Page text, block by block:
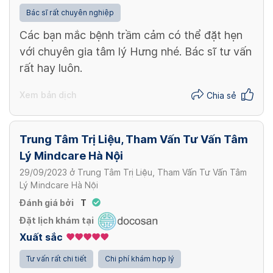
Bác sĩ rất chuyên nghiệp
Các bạn mắc bệnh trầm cảm có thể đặt hẹn
với chuyên gia tâm lý Hưng nhé. Bác sĩ tư vấn
rất hay luôn.
Xem bản dịch Chia sẻ
Trung Tâm Trị Liệu, Tham Vấn Tư Vấn Tâm
Lý Mindcare Hà Nội
29/09/2023 ở Trung Tâm Trị Liệu, Tham Vấn Tư Vấn Tâm
Lý Mindcare Hà Nội
Đánh giá bởi
T
Đặt lịch khám tại
Xuất sắc
Tư vấn rất chi tiết Chi phí khám hợp lý